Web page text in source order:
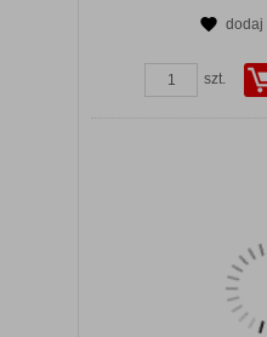
dodaj
szt.